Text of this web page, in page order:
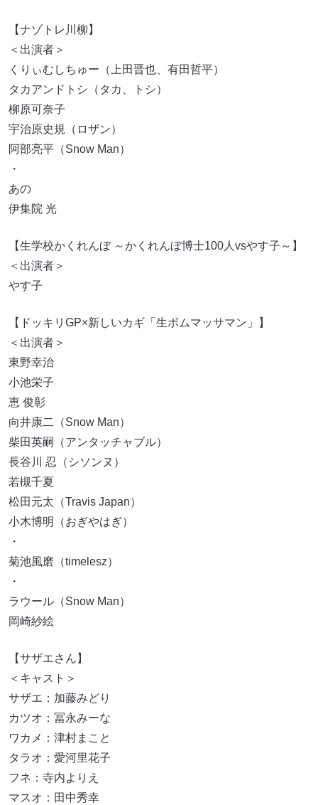
【ナゾトレ川柳】
＜出演者＞
くりぃむしちゅー（上田晋也、有田哲平）
タカアンドトシ（タカ、トシ）
柳原可奈子
宇治原史規（ロザン）
阿部亮平（Snow Man）
・
あの
伊集院 光
【生学校かくれんぼ ～かくれんぼ博士100人vsやす子～】
＜出演者＞
やす子
【ドッキリGP×新しいカギ「生ボムマッサマン」】
＜出演者＞
東野幸治
小池栄子
恵 俊彰
向井康二（Snow Man）
柴田英嗣（アンタッチャブル）
長谷川 忍（シソンヌ）
若槻千夏
松田元太（Travis Japan）
小木博明（おぎやはぎ）
・
菊池風磨（timelesz）
・
ラウール（Snow Man）
岡崎紗絵
【サザエさん】
＜キャスト＞
サザエ：加藤みどり
カツオ：冨永みーな
ワカメ：津村まこと
タラオ：愛河里花子
フネ：寺内よりえ
マスオ：田中秀幸